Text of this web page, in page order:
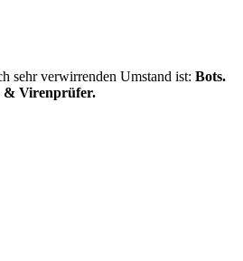
sehr verwirrenden Umstand ist: Bots.
& Virenprüfer.